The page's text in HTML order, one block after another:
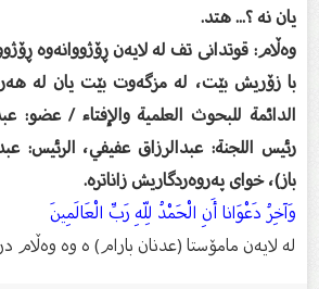
یان نە ؟... هتد.
وەڵام: قوتدانى تف لە لایەن ڕۆژووانەوە
با زۆریش بێت، لە مزگەوت بێت یان لە هەر
الدائمة للبحوث العلمية والإفتاء / عضو:
رئيس اللجنة: عبدالرزاق عفيفي، الرئيس:
باز)، خواى پەروەردگاریش زاناترە.
وَآخِرُ دَعْوَانا أَنِ الْحَمْدُ لِلّهِ رَبِّ الْعَالَمِينَ
لە لایەن مامۆستا (عدنان بارام) ە وە وەڵام